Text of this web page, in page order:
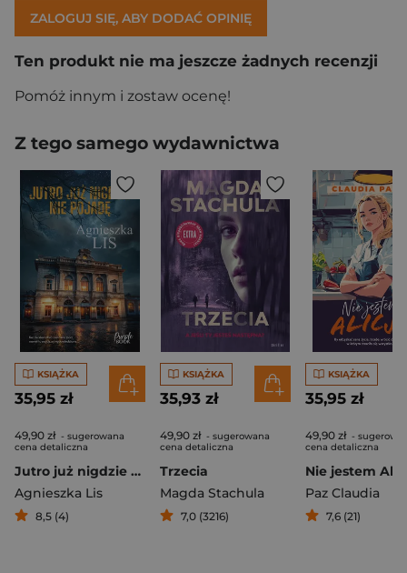
ZALOGUJ SIĘ, ABY DODAĆ OPINIĘ
Ten produkt nie ma jeszcze żadnych recenzji
Pomóż innym i zostaw ocenę!
Z tego samego wydawnictwa
KSIĄŻKA
35,95 zł
49,90 zł - sugerowana
cena detaliczna
Jutro już nigdzie nie pojadę. Spadek
Agnieszka Lis
8,5 (4)
KSIĄŻKA
35,93 zł
49,90 zł - sugerowana
cena detaliczna
Trzecia
Magda Stachula
7,0 (3216)
KSIĄŻKA
35,95 zł
49,90 zł -
cena detaliczna
Nie jestem
Paz Claudia
7,6 (21)